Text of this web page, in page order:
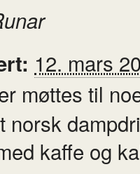
12. mars
møttes til
kaffe og